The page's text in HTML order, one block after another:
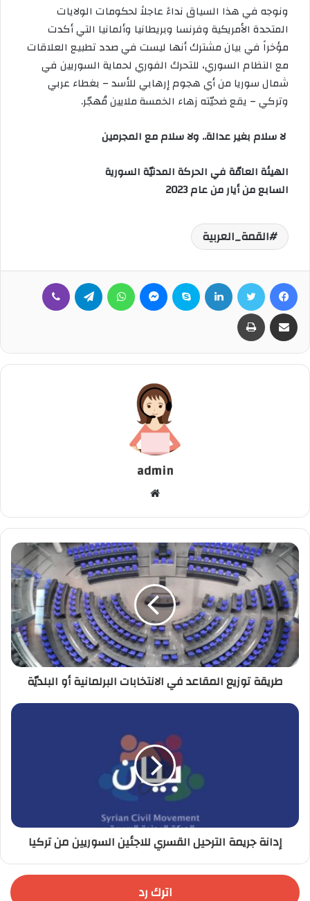
ونوجه في هذا السياق نداءً عاجلاً لحكومات الولايات
المتحدة الأمريكية وفرنسا وبريطانيا وألمانيا التي أكدت
مؤخراً في بيان مشترك أنها ليست في صدد تطبيع العلاقات
مع النظام السوري، للتحرك الفوري لحماية السوريين في
شمال سوريا من أي هجوم إرهابي للأسد – بغطاء عربي
وتركي – يقع ضحيّته زهاء الخمسة ملايين مُهجّر.
لا سلام بغير عدالة.. ولا سلام مع المجرمين
الهيئة العامّة في الحركة المدنيّة السورية
السابع من أيار من عام 2023
القمة_العربية
admin
ق
ع
ا
ل
و
ي
ب
طريقة توزيع المقاعد في الانتخابات البرلمانية أو البلديّة
إدانة جريمة الترحيل القسري للاجئين السوريين من تركيا
اترك رد